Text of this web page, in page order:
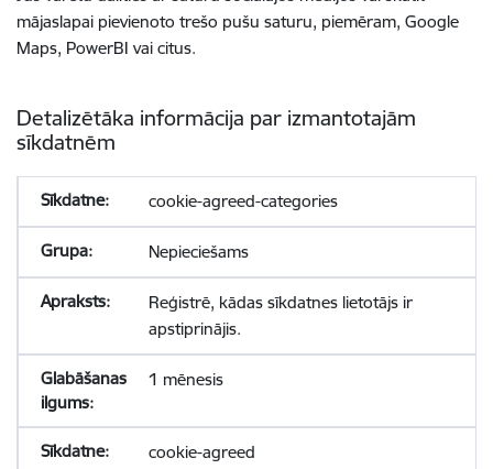
mājaslapai pievienoto trešo pušu saturu, piemēram, Google
Maps, PowerBI vai citus.
Detalizētāka informācija par izmantotajām
sīkdatnēm
cookie-agreed-categories
Nepieciešams
Reģistrē, kādas sīkdatnes lietotājs ir
apstiprinājis.
1 mēnesis
cookie-agreed